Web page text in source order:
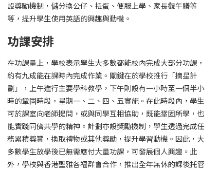
設獎勵機制，儲分換公仔、扭蛋、便服上學、家長觀午膳等
等，提升學生使用英語的興趣與動機。
功課安排
在功課量上，學校表示學生大多數都能校內完成大部分功課，
約有九成能在課時內完成作業。關鍵在於學校推行「摘星計
劃」，上午進行主要學科教學，下午則設有一小時至一個半小
時的鞏固時段，星期一、二、四、五實施。在此時段內，學生
可於課室向老師提問，或與同學互相協助，既能鞏固所學，也
能實踐同儕共學的精神。計劃亦設獎勵機制，學生透過完成任
務累積獎賞，換取禮物或其他獎勵，提升學習動機。因此，大
多數學生放學後已無需應付大量功課，可發展個人興趣。此
外，學校與香港聖雅各福群會合作，推出全年無休的課後托管